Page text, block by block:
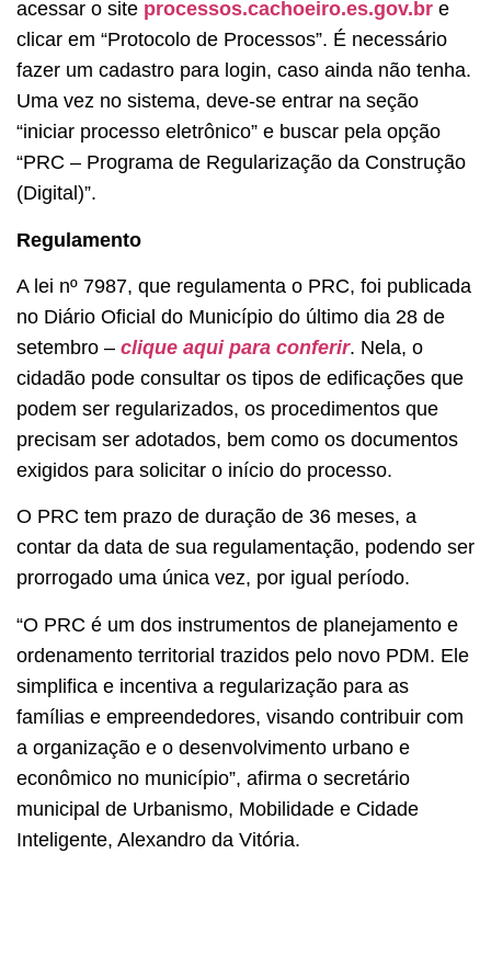
acessar o site processos.cachoeiro.es.gov.br e
clicar em “Protocolo de Processos”. É necessário
fazer um cadastro para login, caso ainda não tenha.
Uma vez no sistema, deve-se entrar na seção
“iniciar processo eletrônico” e buscar pela opção
“PRC – Programa de Regularização da Construção
(Digital)”.
Regulamento
A lei nº 7987, que regulamenta o PRC, foi publicada
no Diário Oficial do Município do último dia 28 de
setembro – clique aqui para conferir. Nela, o
cidadão pode consultar os tipos de edificações que
podem ser regularizados, os procedimentos que
precisam ser adotados, bem como os documentos
exigidos para solicitar o início do processo.
O PRC tem prazo de duração de 36 meses, a
contar da data de sua regulamentação, podendo ser
prorrogado uma única vez, por igual período.
“O PRC é um dos instrumentos de planejamento e
ordenamento territorial trazidos pelo novo PDM. Ele
simplifica e incentiva a regularização para as
famílias e empreendedores, visando contribuir com
a organização e o desenvolvimento urbano e
econômico no município”, afirma o secretário
municipal de Urbanismo, Mobilidade e Cidade
Inteligente, Alexandro da Vitória.